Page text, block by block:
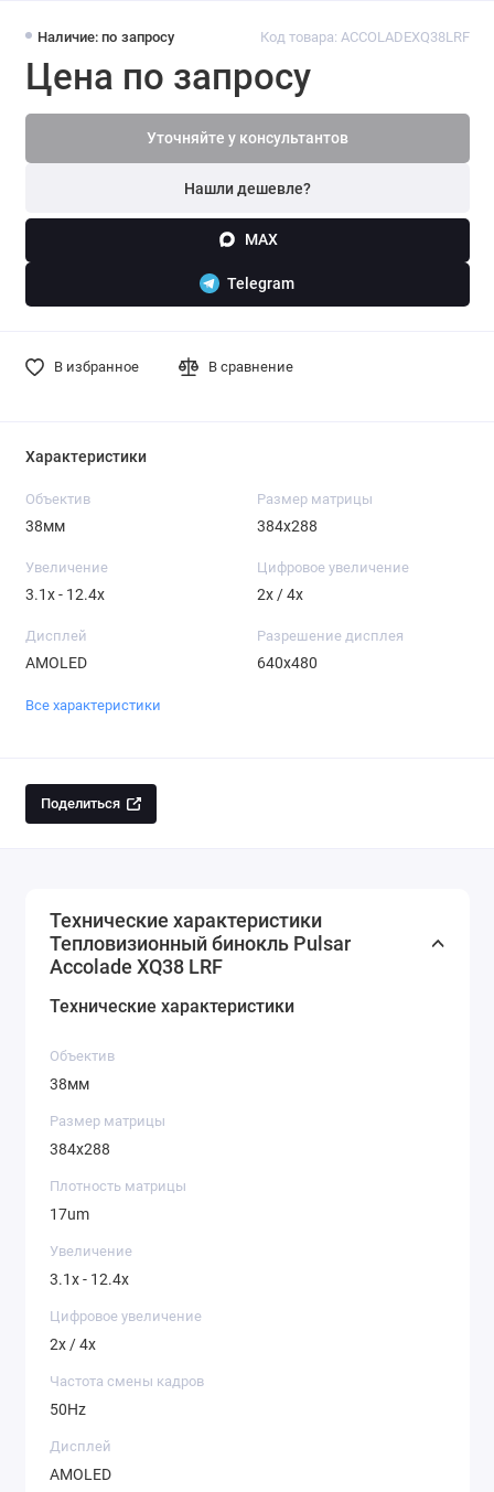
Наличие: по запросу Код товара: ACCOLADEXQ38LRF
Цена по запросу
Уточняйте у консультантов
Нашли дешевле?
MAX
Telegram
В избранное В сравнение
Характеристики
Объектив
38мм
Размер матрицы
384x288
Увеличение
3.1x - 12.4x
Цифровое увеличение
2x / 4x
Дисплей
AMOLED
Разрешение дисплея
640x480
Все характеристики
Поделиться
Технические характеристики
Тепловизионный бинокль Pulsar
Accolade XQ38 LRF
Технические характеристики
Объектив
38мм
Размер матрицы
384x288
Плотность матрицы
17um
Увеличение
3.1x - 12.4x
Цифровое увеличение
2x / 4x
Частота смены кадров
50Hz
Дисплей
AMOLED